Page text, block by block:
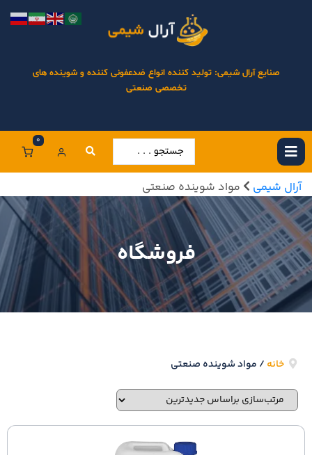
صنایع آرال شیمی: تولید کننده انواع ضدعفونی کننده و شوینده های
تخصصی صنعتی
0
آرال شیمی مواد شوینده صنعتی
فروشگاه
خانه / مواد شوینده صنعتی